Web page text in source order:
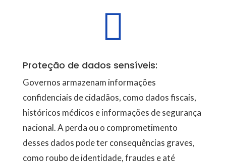

Proteção de dados sensíveis:
Governos armazenam informações
confidenciais de cidadãos, como dados fiscais,
históricos médicos e informações de segurança
nacional. A perda ou o comprometimento
desses dados pode ter consequências graves,
como roubo de identidade, fraudes e até